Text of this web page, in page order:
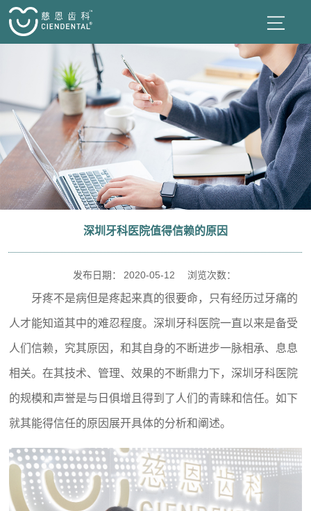
深圳牙科医院值得信赖的原因
发布日期： 2020-05-12 浏览次数：
牙疼不是病但是疼起来真的很要命，只有经历过牙痛的
人才能知道其中的难忍程度。深圳牙科医院一直以来是备受
人们信赖，究其原因，和其自身的不断进步一脉相承、息息
相关。在其技术、管理、效果的不断鼎力下，深圳牙科医院
的规模和声誉是与日俱增且得到了人们的青睐和信任。如下
就其能得信任的原因展开具体的分析和阐述。